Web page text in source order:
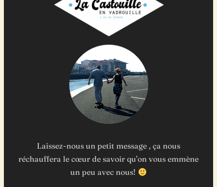
Laissez-nous un petit message , ça nous
réchauffera le cœur de savoir qu’on vous emmène
un peu avec nous!